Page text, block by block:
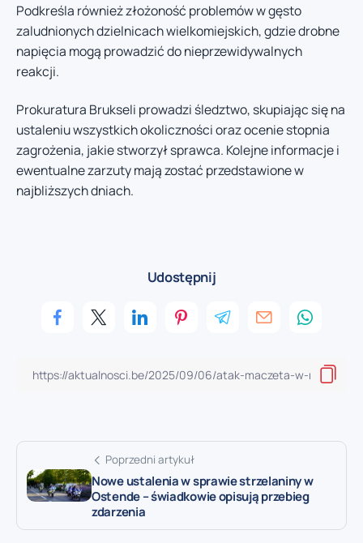
Podkreśla również złożoność problemów w gęsto
zaludnionych dzielnicach wielkomiejskich, gdzie drobne
napięcia mogą prowadzić do nieprzewidywalnych
reakcji.
Prokuratura Brukseli prowadzi śledztwo, skupiając się na
ustaleniu wszystkich okoliczności oraz ocenie stopnia
zagrożenia, jakie stworzył sprawca. Kolejne informacje i
ewentualne zarzuty mają zostać przedstawione w
najbliższych dniach.
Udostępnij
Poprzedni artykuł
Nowe ustalenia w sprawie strzelaniny w
Ostende – świadkowie opisują przebieg
zdarzenia